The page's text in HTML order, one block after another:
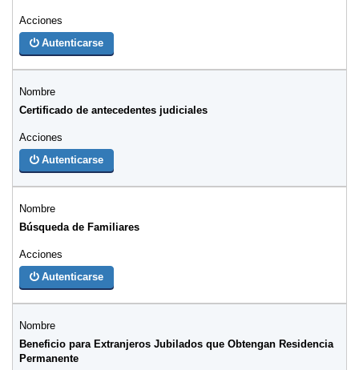
Autenticarse
Certificado de antecedentes judiciales
Autenticarse
Búsqueda de Familiares
Autenticarse
Beneficio para Extranjeros Jubilados que Obtengan Residencia
Permanente